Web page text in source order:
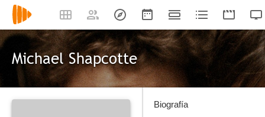
Michael Shapcotte
Biografía